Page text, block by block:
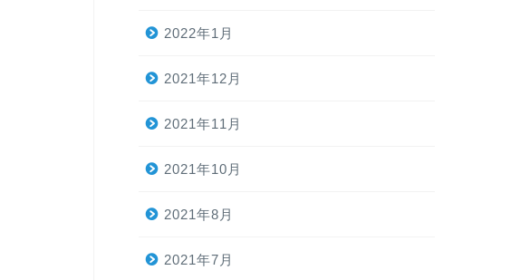
2022年1月
2021年12月
2021年11月
2021年10月
2021年8月
2021年7月